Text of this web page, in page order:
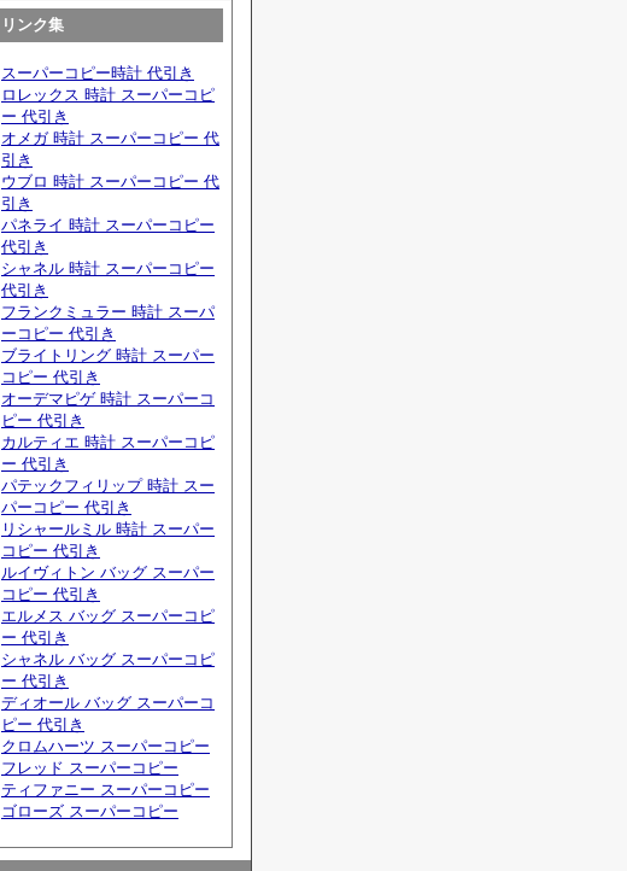
リンク集
スーパーコピー時計 代引き
ロレックス 時計 スーパーコピ
ー 代引き
オメガ 時計 スーパーコピー 代
引き
ウブロ 時計 スーパーコピー 代
引き
パネライ 時計 スーパーコピー
代引き
シャネル 時計 スーパーコピー
代引き
フランクミュラー 時計 スーパ
ーコピー 代引き
ブライトリング 時計 スーパー
コピー 代引き
オーデマピゲ 時計 スーパーコ
ピー 代引き
カルティエ 時計 スーパーコピ
ー 代引き
パテックフィリップ 時計 スー
パーコピー 代引き
リシャールミル 時計 スーパー
コピー 代引き
ルイヴィトン バッグ スーパー
コピー 代引き
エルメス バッグ スーパーコピ
ー 代引き
シャネル バッグ スーパーコピ
ー 代引き
ディオール バッグ スーパーコ
ピー 代引き
クロムハーツ スーパーコピー
フレッド スーパーコピー
ティファニー スーパーコピー
ゴローズ スーパーコピー